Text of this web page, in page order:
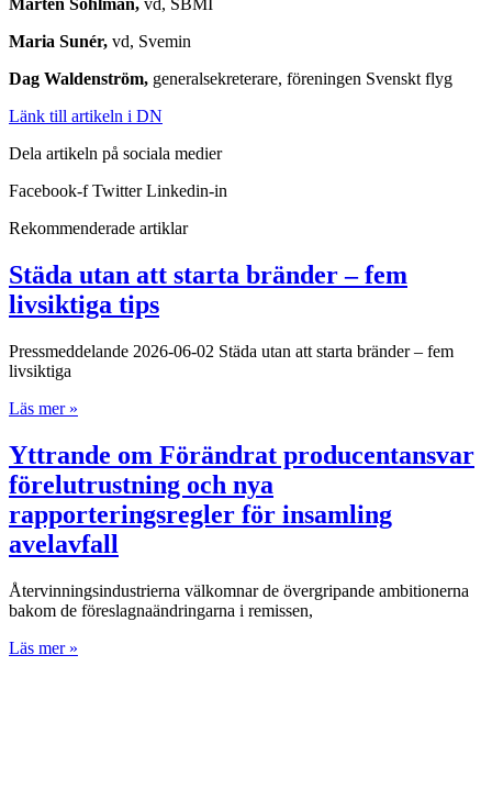
Mårten Sohlman, vd, SBMI
Maria Sunér, vd, Svemin
Dag Waldenström, generalsekreterare, föreningen Svenskt flyg
Länk till artikeln i DN
Dela artikeln på sociala medier
Facebook-f Twitter Linkedin-in
Rekommenderade artiklar
Städa utan att starta bränder – fem
livsiktiga tips
Pressmeddelande 2026-06-02 Städa utan att starta bränder – fem
livsiktiga
Läs mer »
Yttrande om Förändrat producentansvar
förelutrustning och nya
rapporteringsregler för insamling
avelavfall
Återvinningsindustrierna välkomnar de övergripande ambitionerna
bakom de föreslagnaändringarna i remissen,
Läs mer »